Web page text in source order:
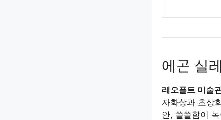
에곤 실
레오폴트 미술
자화상과 초상
안, 쓸쓸함이